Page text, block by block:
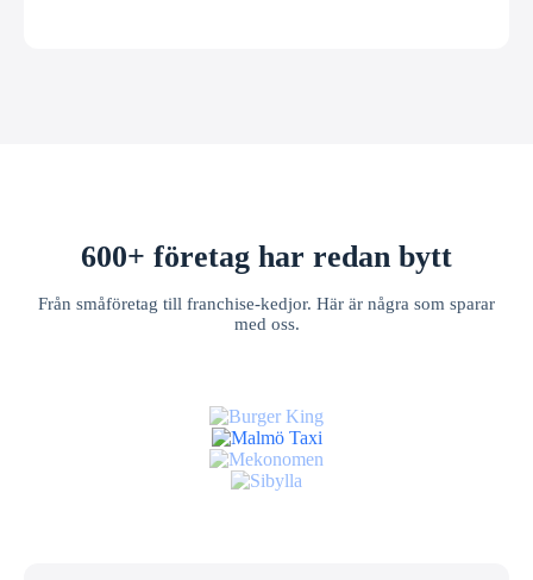
600+ företag har redan bytt
Från småföretag till franchise-kedjor. Här är några som sparar
med oss.